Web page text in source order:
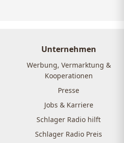
Unternehmen
Werbung, Vermarktung &
Kooperationen
Presse
Jobs & Karriere
Schlager Radio hilft
Schlager Radio Preis